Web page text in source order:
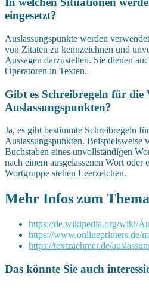
eingesetzt?
Auslassungspunkte werden
von Zitaten zu kennzeichnen und
Aussagen darzustellen. Sie dienen
Operatoren in Texten.
Gibt es Schreibregeln für die
Auslassungspunkten?
Ja, es gibt bestimmte Schreibregeln
Auslassungspunkten. Beispielsweise
Buchstaben eines unvollständigen
nach einem ausgelassenen Wort oder
Wortgruppe stehen Leerzeichen.
Mehr Infos zum
https://de.wikipedia.org/wiki/
https://www.onlineprinters.de/
https://textzaehmer.de/
Das könnte Sie auch